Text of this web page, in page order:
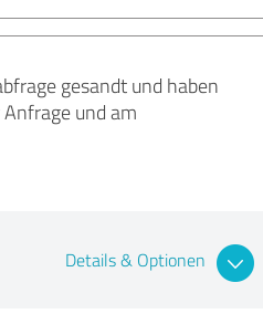
gesandt und haben
und am
Details & Optionen